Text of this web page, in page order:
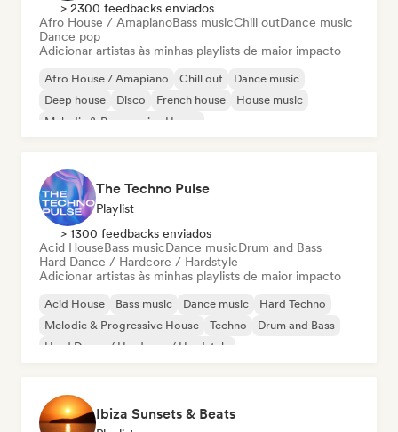
> 2300 feedbacks enviados
Afro House / AmapianoBass musicChill outDance music
Dance pop
Adicionar artistas às minhas playlists de maior impacto
Afro House / Amapiano Chill out
Dance music
Deep house
Disco French house
House music
Melodic & Progressive House
The Techno Pulse
Playlist
> 1300 feedbacks enviados
Acid HouseBass musicDance musicDrum and Bass
Hard Dance / Hardcore / Hardstyle
Adicionar artistas às minhas playlists de maior impacto
Acid House Bass music Dance music
Hard Techno
Melodic & Progressive House
Techno
Drum and Bass
Hard Dance / Hardcore / Hardstyle
Ibiza Sunsets & Beats